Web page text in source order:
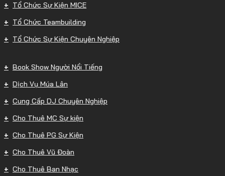
Tổ Chức Sự Kiện MICE
Tổ Chức Teambuilding
Tổ Chức Sự Kiện Chuyên Nghiệp
Book Show Người Nổi Tiếng
Dịch Vụ Múa Lân
Cung Cấp DJ Chuyên Nghiệp
Cho Thuê MC Sự kiện
Cho Thuê PG Sự Kiện
Cho Thuê Vũ Đoàn
Cho Thuê Ban Nhạc